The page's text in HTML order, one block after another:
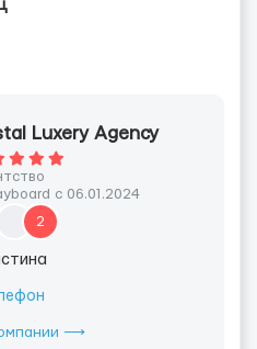
Luxery Agency
с 06.01.2024
2
⟶